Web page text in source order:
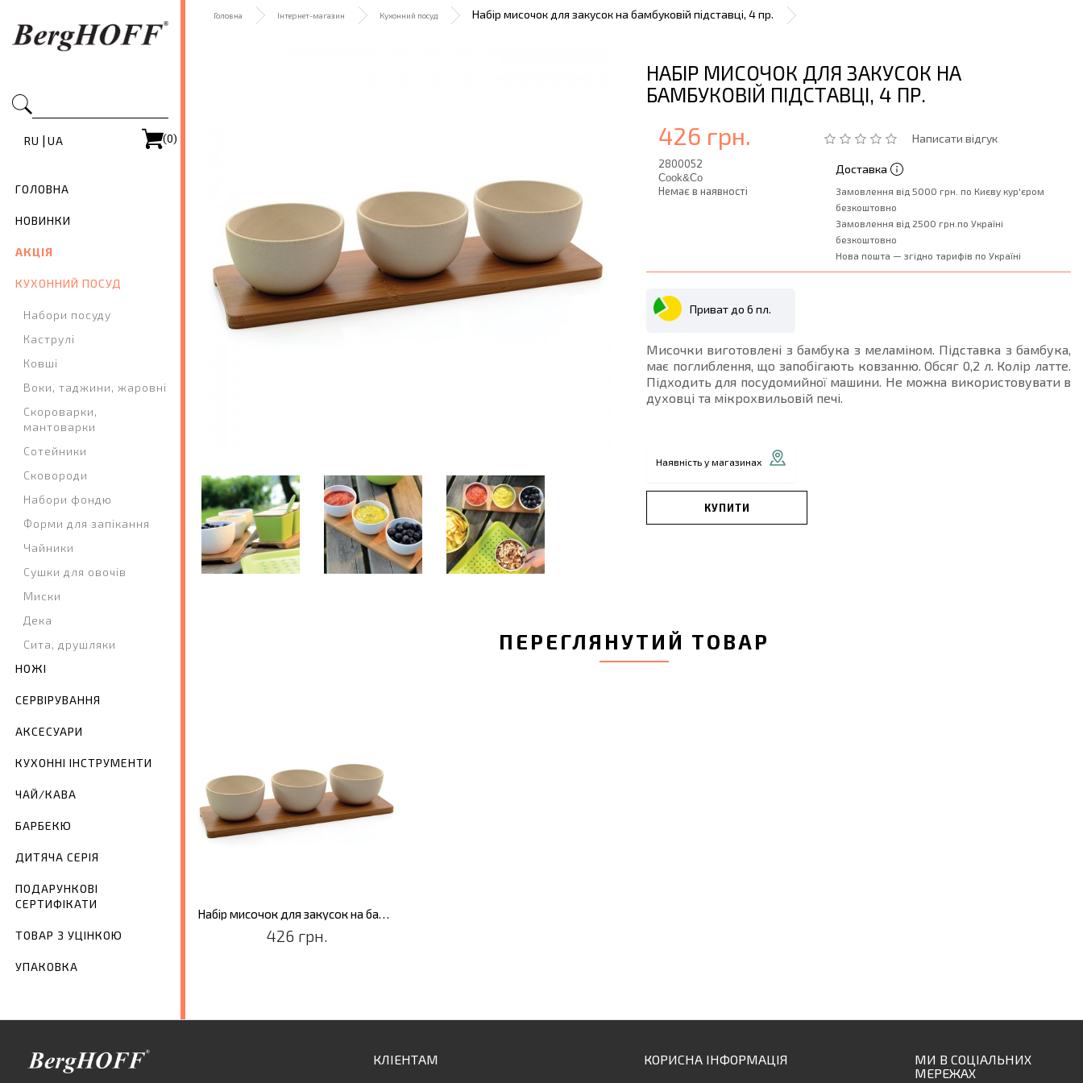
RU | UA (0)
ГОЛОВНА
НОВИНКИ
АКЦІЯ
КУХОННИЙ ПОСУД
Набори посуду
Каструлі
Ковші
Воки, таджини, жаровні
Скороварки,
мантоварки
Сотейники
Сковороди
Набори фондю
Форми для запікання
Чайники
Сушки для овочів
Миски
Дека
Сита, друшляки
НОЖІ
СЕРВІРУВАННЯ
АКСЕСУАРИ
КУХОННІ ІНСТРУМЕНТИ
ЧАЙ/КАВА
БАРБЕКЮ
ДИТЯЧА СЕРІЯ
ПОДАРУНКОВІ
СЕРТИФІКАТИ
ТОВАР З УЦІНКОЮ
УПАКОВКА
Головна Інтернет-магазин Кухонний посуд Набір мисочок для закусок на бамбуковій підставці, 4 пр.
НАБІР МИСОЧОК ДЛЯ ЗАКУСОК НА
БАМБУКОВІЙ ПІДСТАВЦІ, 4 ПР.
Написати відгук
426 грн.
2800052
Cook&Co
Немає в наявності
Доставка
Замовлення від 5000 грн. по Києву кур'єром
безкоштовно
Замовлення від 2500 грн.по Україні
безкоштовно
Нова пошта — згідно тарифів по Україні
Приват до 6 пл.
Мисочки виготовлені з бамбука з меламіном. Підставка з бамбука,
має поглиблення, що запобігають ковзанню. Обсяг 0,2 л. Колір латте.
Підходить для посудомийної машини. Не можна використовувати в
духовці та мікрохвильовій печі.
Наявність у магазинах
КУПИТИ
ПЕРЕГЛЯНУТИЙ ТОВАР
426 грн.
КЛІЕНТАМ КОРИСНА ІНФОРМАЦІЯ
МИ В СОЦІАЛЬНИХ
МЕРЕЖАХ